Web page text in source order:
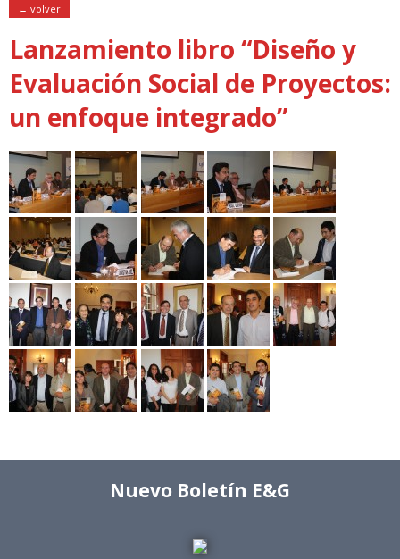
← volver
Lanzamiento libro “Diseño y
Evaluación Social de Proyectos:
un enfoque integrado”
Nuevo Boletín E&G